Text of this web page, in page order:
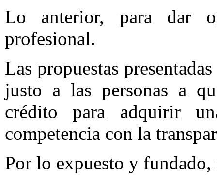
Lo anterior, para dar
profesional.
Las propuestas
justo a las personas a
crédito para adquirir
competencia con la
Por lo expuesto y